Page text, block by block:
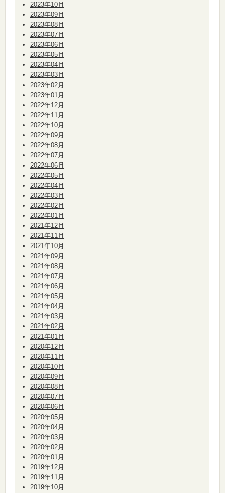
2023年10月
2023年09月
2023年08月
2023年07月
2023年06月
2023年05月
2023年04月
2023年03月
2023年02月
2023年01月
2022年12月
2022年11月
2022年10月
2022年09月
2022年08月
2022年07月
2022年06月
2022年05月
2022年04月
2022年03月
2022年02月
2022年01月
2021年12月
2021年11月
2021年10月
2021年09月
2021年08月
2021年07月
2021年06月
2021年05月
2021年04月
2021年03月
2021年02月
2021年01月
2020年12月
2020年11月
2020年10月
2020年09月
2020年08月
2020年07月
2020年06月
2020年05月
2020年04月
2020年03月
2020年02月
2020年01月
2019年12月
2019年11月
2019年10月